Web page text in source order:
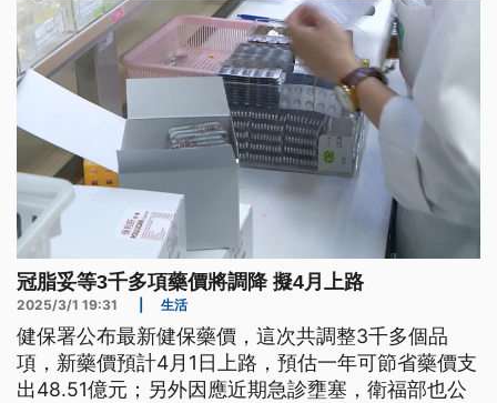
冠脂妥等3千多項藥價將調降 擬4月上路
2025/3/1 19:31 生活
健保署公布最新健保藥價，這次共調整3千多個品
項，新藥價預計4月1日上路，預估一年可節省藥價支
出48.51億元；另外因應近期急診壅塞，衛福部也公